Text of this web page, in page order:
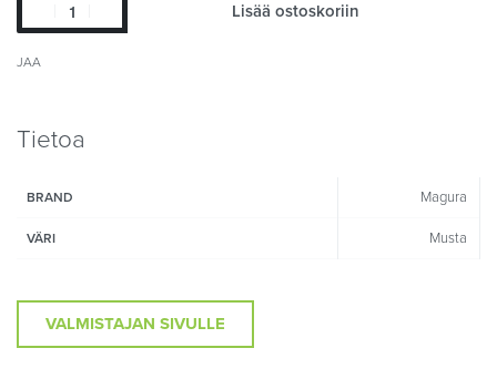
Lisää ostoskoriin
JAA
Tietoa
BRAND Magura
VÄRI Musta
VALMISTAJAN SIVULLE